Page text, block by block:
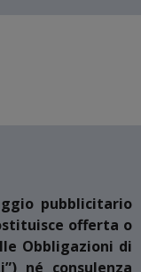
pubblicitario
offerta o
Obbligazioni di
né consulenza